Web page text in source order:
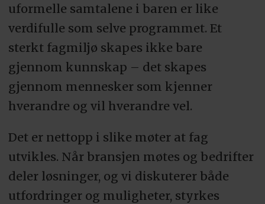
uformelle samtalene i baren er like
verdifulle som selve programmet. Et
sterkt fagmiljø skapes ikke bare
gjennom kunnskap – det skapes
gjennom mennesker som kjenner
hverandre og vil hverandre vel.
Det er nettopp i slike møter at fag
utvikles. Når bransjen møtes og bedrifter
deler løsninger, og vi diskuterer både
utfordringer og muligheter, styrkes